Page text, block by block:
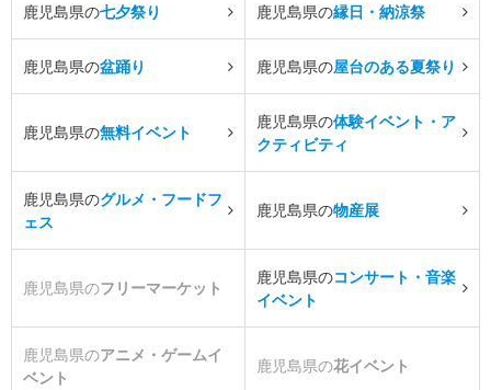
鹿児島県の七夕祭り 鹿児島県の縁日・納涼祭
鹿児島県の盆踊り 鹿児島県の屋台のある夏祭り
鹿児島県の無料イベント
鹿児島県の体験イベント・ア
クティビティ
鹿児島県のグルメ・フードフ
ェス
鹿児島県の物産展
鹿児島県のフリーマーケット
鹿児島県のコンサート・音楽
イベント
鹿児島県のアニメ・ゲームイ
ベント
鹿児島県の花イベント